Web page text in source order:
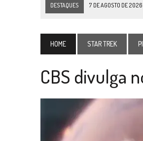
DESTAQUES 7 DE AGOSTO DE 2026
5 DE AGOSTO DE 2026 | BALDE DO
4 DE AGOSTO DE 2026 |
VEJA FOTOS
3 DE AGOSTO DE 2026
2 DE AGOSTO DE 2026
1 DE AGOSTO DE 2026
HOME STAR TREK
CBS divulga